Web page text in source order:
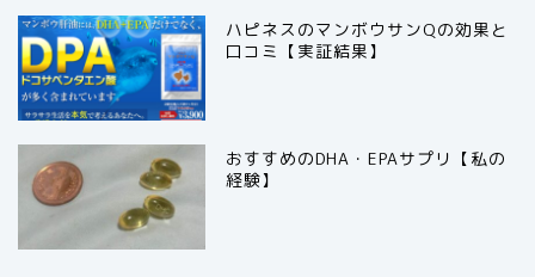
ハピネスのマンボウサンQの効果と
口コミ【実証結果】
おすすめのDHA・EPAサプリ【私の
経験】